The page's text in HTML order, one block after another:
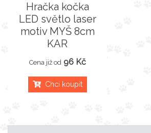
Hračka kočka
LED světlo laser
motiv MYŠ 8cm
KAR
Cena již od 96 Kč
Chci koupit